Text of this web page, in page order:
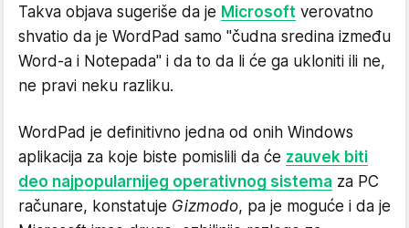
Takva objava sugeriše da je Microsoft verovatno
shvatio da je WordPad samo "čudna sredina između
Word-a i Notepada" i da to da li će ga ukloniti ili ne,
ne pravi neku razliku.
WordPad je definitivno jedna od onih Windows
aplikacija za koje biste pomislili da će zauvek biti
deo najpopularnijeg operativnog sistema za PC
računare, konstatuje Gizmodo, pa je moguće i da je